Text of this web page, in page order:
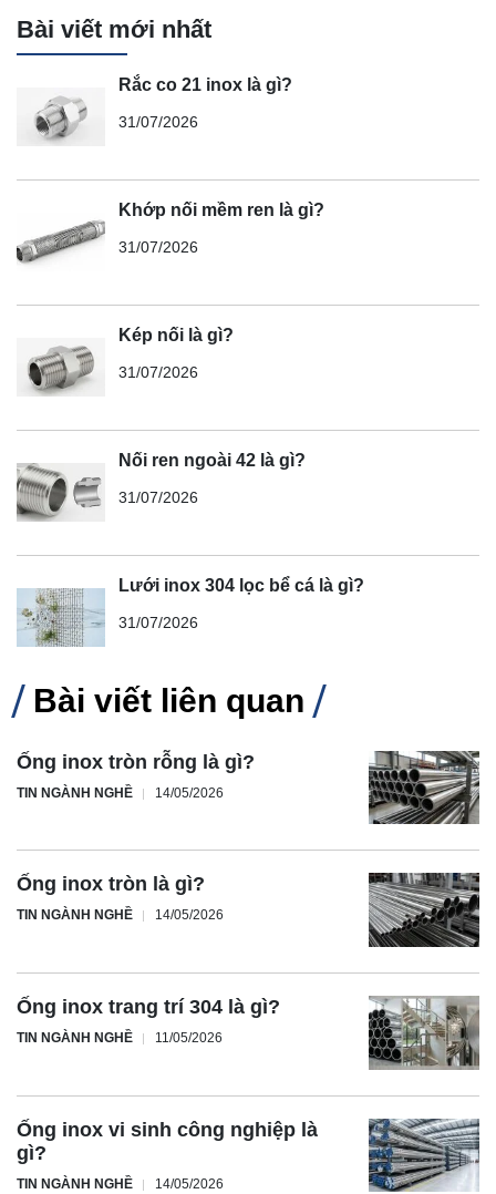
Bài viết mới nhất
Rắc co 21 inox là gì?
31/07/2026
Khớp nối mềm ren là gì?
31/07/2026
Kép nối là gì?
31/07/2026
Nối ren ngoài 42 là gì?
31/07/2026
Lưới inox 304 lọc bể cá là gì?
31/07/2026
Bài viết liên quan
Ống inox tròn rỗng là gì?
TIN NGÀNH NGHỀ 14/05/2026
Ống inox tròn là gì?
TIN NGÀNH NGHỀ 14/05/2026
Ống inox trang trí 304 là gì?
TIN NGÀNH NGHỀ 11/05/2026
Ống inox vi sinh công nghiệp là
gì?
TIN NGÀNH NGHỀ 14/05/2026